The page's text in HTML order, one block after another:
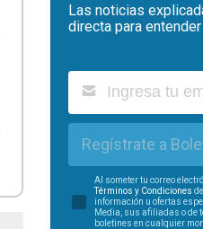
Las noticias
directa para
Regístrate a
Al someter tu correo
Términos y Condiciones
información u ofertas
Media, sus afiliadas o de
boletines en cualquier